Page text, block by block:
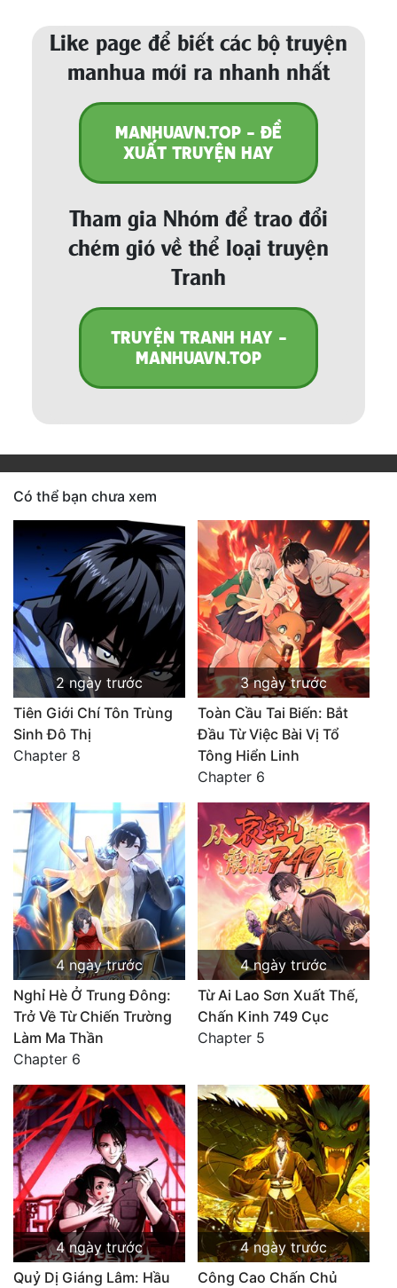
Like page để biết các bộ truyện
manhua mới ra nhanh nhất
MANHUAVN.TOP - ĐỀ
XUẤT TRUYỆN HAY
Tham gia Nhóm để trao đổi
chém gió về thể loại truyện
Tranh
TRUYỆN TRANH HAY -
MANHUAVN.TOP
Có thể bạn chưa xem
2 ngày trước
Tiên Giới Chí Tôn Trùng
Sinh Đô Thị
Chapter 8
3 ngày trước
Toàn Cầu Tai Biến: Bắt
Đầu Từ Việc Bài Vị Tổ
Tông Hiển Linh
Chapter 6
4 ngày trước
Nghỉ Hè Ở Trung Đông:
Trở Về Từ Chiến Trường
Làm Ma Thần
Chapter 6
4 ngày trước
Từ Ai Lao Sơn Xuất Thế,
Chấn Kinh 749 Cục
Chapter 5
4 ngày trước
Quỷ Dị Giáng Lâm: Hầu
4 ngày trước
Công Cao Chấn Chủ